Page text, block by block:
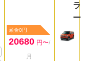
頭金0円
20680 円〜/
月
ラ
ー